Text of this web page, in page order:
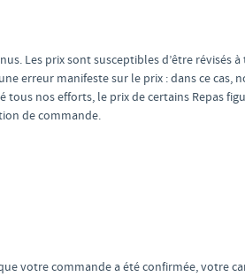
Les prix sont susceptibles d’être révisés
erreur manifeste sur le prix : dans ce cas,
nos efforts, le prix de certains Repas
de commande.
votre commande a été confirmée, votre